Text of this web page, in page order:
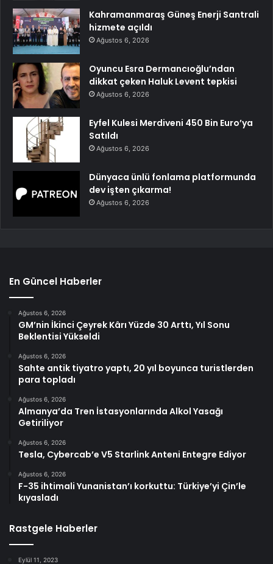
Kahramanmaraş Güneş Enerji Santrali
hizmete açıldı
Ağustos 6, 2026
Oyuncu Esra Dermancıoğlu’ndan
dikkat çeken Haluk Levent tepkisi
Ağustos 6, 2026
Eyfel Kulesi Merdiveni 450 Bin Euro’ya
Satıldı
Ağustos 6, 2026
Dünyaca ünlü fonlama platformunda
dev işten çıkarma!
Ağustos 6, 2026
En Güncel Haberler
Ağustos 6, 2026
GM’nin İkinci Çeyrek Kârı Yüzde 30 Arttı, Yıl Sonu
Beklentisi Yükseldi
Ağustos 6, 2026
Sahte antik tiyatro yaptı, 20 yıl boyunca turistlerden
para topladı
Ağustos 6, 2026
Almanya’da Tren İstasyonlarında Alkol Yasağı
Getiriliyor
Ağustos 6, 2026
Tesla, Cybercab’e V5 Starlink Anteni Entegre Ediyor
Ağustos 6, 2026
F-35 ihtimali Yunanistan’ı korkuttu: Türkiye’yi Çin’le
kıyasladı
Rastgele Haberler
Eylül 11, 2023